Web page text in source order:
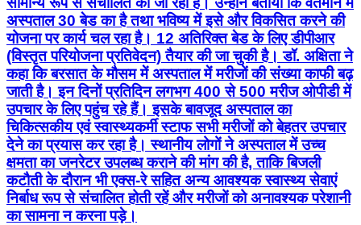
अस्पताल 30 बेड का है तथा भविष्य में इसे और विकसित करने की
योजना पर कार्य चल रहा है। 12 अतिरिक्त बेड के लिए डीपीआर
(विस्तृत परियोजना प्रतिवेदन) तैयार की जा चुकी है। डॉ. अक्षिता ने
कहा कि बरसात के मौसम में अस्पताल में मरीजों की संख्या काफी बढ़
जाती है। इन दिनों प्रतिदिन लगभग 400 से 500 मरीज ओपीडी में
उपचार के लिए पहुंच रहे हैं। इसके बावजूद अस्पताल का
चिकित्सकीय एवं स्वास्थ्यकर्मी स्टाफ सभी मरीजों को बेहतर उपचार
देने का प्रयास कर रहा है। स्थानीय लोगों ने अस्पताल में उच्च
क्षमता का जनरेटर उपलब्ध कराने की मांग की है, ताकि बिजली
कटौती के दौरान भी एक्स-रे सहित अन्य आवश्यक स्वास्थ्य सेवाएं
निर्बाध रूप से संचालित होती रहें और मरीजों को अनावश्यक परेशानी
का सामना न करना पड़े।